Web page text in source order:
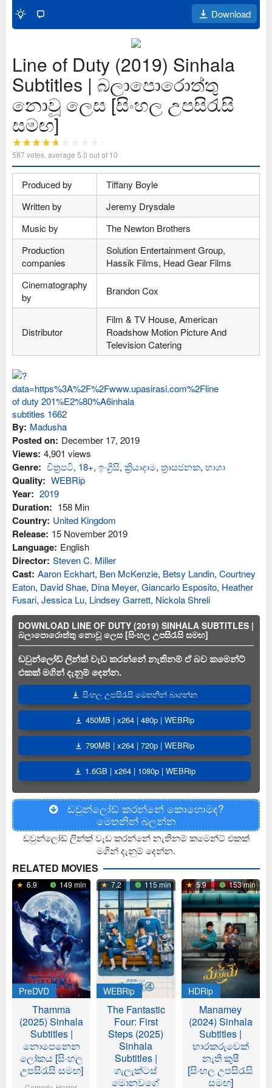
Download
Line of Duty (2019) Sinhala
Subtitles | බලාපොරොත්තු
නොවූ ලෙස [සිංහල උපසිරැසි
සමඟ]
587votes, average 5.0 out of 10
Produced by
Tiffany Boyle
Written by
Jeremy Drysdale
Music by
The Newton Brothers
Production
companies
Solution Entertainment Group,
Hassik Films, Head Gear Films
Cinematography
by
Brandon Cox
Distributor
Film & TV House, American
Roadshow Motion Picture And
Television Catering
By: Madusha
Posted on: December 17, 2019
Views: 4,901 views
Genre: චිත්‍රපටි, 18+, ඉංග්‍රිසි, ක්‍රියාදාම, ත්‍රාසජනක, භාශා
Quality: WEBRip
Year: 2019
Duration: 158 Min
Country: United Kingdom
Release: 15 November 2019
Language: English
Director: Steven C. Miller
Cast: Aaron Eckhart, Ben McKenzie, Betsy Landin, Courtney
Eaton, David Shae, Dina Meyer, Giancarlo Esposito, Heather
Fusari, Jessica Lu, Lindsey Garrett, Nickola Shreli
DOWNLOAD LINE OF DUTY (2019) SINHALA SUBTITLES |
බලාපොරොත්තු නොවූ ලෙස [සිංහල උපසිරැසි සමඟ]
ඩවුන්ලෝඩ් ලින්ක් වැඩ කරන්නේ නැතිනම් ඒ බව කමෙන්ට්
එකක් මගින් දැනුම් දෙන්න.
සිංහල උපසිරැසි මෙතනින් බාගන්න
450MB | x264 | 480p | WEBRip
790MB | x264 | 720p | WEBRip
1.6GB | x264 | 1080p | WEBRip
ඩවුන්ලෝඩ් කරන්නේ කොහොමද?
මෙතනින් බලන්න
ඩවුන්ලෝඩ් ලින්ක් වැඩ කරන්නේ නැතිනම් කමෙන්ට් එකක්
මගින් දැනුම් දෙන්න.
RELATED MOVIES
6.9 149 min
PreDVD
Thamma
(2025) Sinhala
Subtitles |
නොපෙනෙන
ලෝකය [සිංහල
උපසිරැසි සමඟ]
7.2 115 min
WEBRip
The Fantastic
Four: First
Steps (2025)
Sinhala
Subtitles |
ගැලැක්ටස්
මොනවගේ
5.9 153 min
HDRip
Manamey
(2024) Sinhala
Subtitles |
භාරකරුවෙක්
නැති කුෂී
[සිංහල උපසිරැසි
සමඟ]